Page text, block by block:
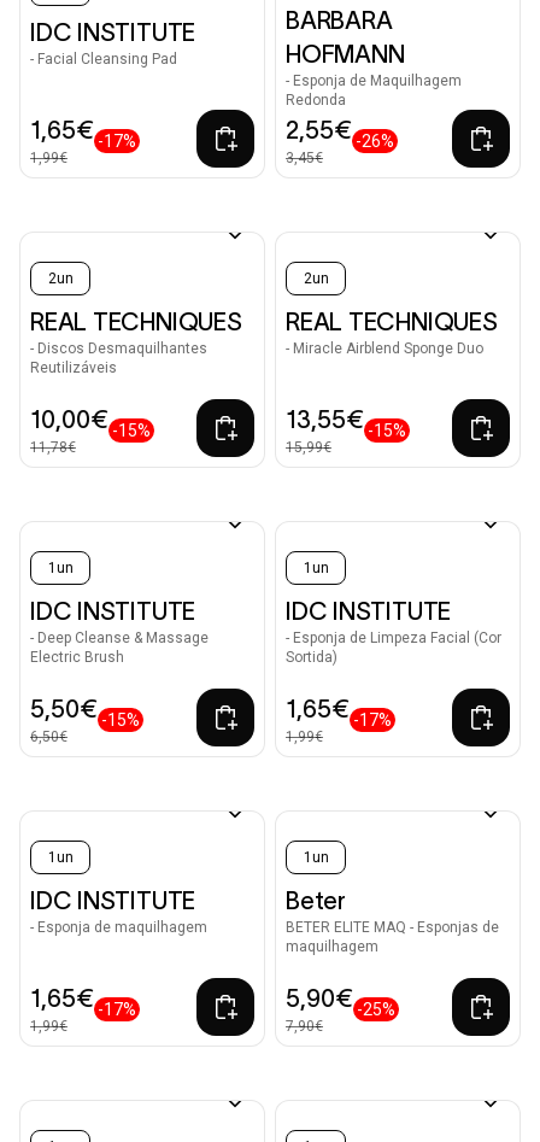
IDC INSTITUTE
- Facial Cleansing Pad
1,65€
1,99€
-17%
BARBARA
HOFMANN
- Esponja de Maquilhagem
Redonda
2,55€
3,45€
-26%
2un
REAL TECHNIQUES
- Discos Desmaquilhantes
Reutilizáveis
10,00€
11,78€
-15%
2un
REAL TECHNIQUES
- Miracle Airblend Sponge Duo
13,55€
15,99€
-15%
1un
IDC INSTITUTE
- Deep Cleanse & Massage
Electric Brush
5,50€
6,50€
-15%
1un
IDC INSTITUTE
- Esponja de Limpeza Facial (Cor
Sortida)
1,65€
1,99€
-17%
1un
IDC INSTITUTE
- Esponja de maquilhagem
1,65€
1,99€
-17%
1un
Beter
BETER ELITE MAQ - Esponjas de
maquilhagem
5,90€
7,90€
-25%